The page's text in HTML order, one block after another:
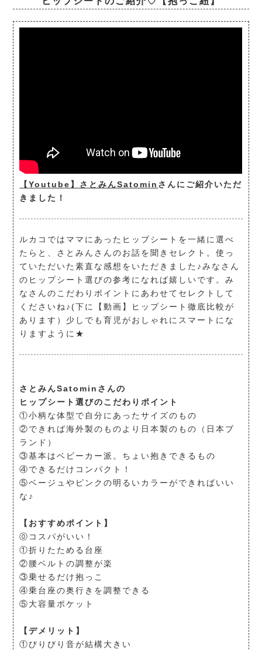
【Youtube】さとみんSatomin さんにご紹介いただ
きました！
ルカコではママにあったヒップシートを一緒に選べ
たらと、さとみんさんのお話を聞きセレクト。使っ
ていただいた素直な感想をいただきました♪みなさん
のヒップシート選びの参考になれば嬉しいです。み
なさんのこだわりポイントにあわせてセレクトして
くださいね♪(下に【動画】ヒップシート徹底比較が
あります）少しでも育児がおしゃれにスマートにな
りますように★
さとみんSatominさんの
ヒップシート選びのこだわりポイント
①小柄な体型で自分にあったサイズのもの
②できれば海外製のものより日本製のもの（日本ブ
ランド）
③基本はベビーカー派。ちょい抱きできるもの
④できるだけコンパクト！
⑤ベージュやピンクの明るいカラーができればいい
な♪
【おすすめポイント】
⓪コスパがいい！
①折りたためる台座
②腰ベルトの調整が楽
③乗せるだけ抱っこ
④乗台座の奥行きを調整できる
⑤大容量ポケット
【デメリット】
①びりびり音が結構大きい